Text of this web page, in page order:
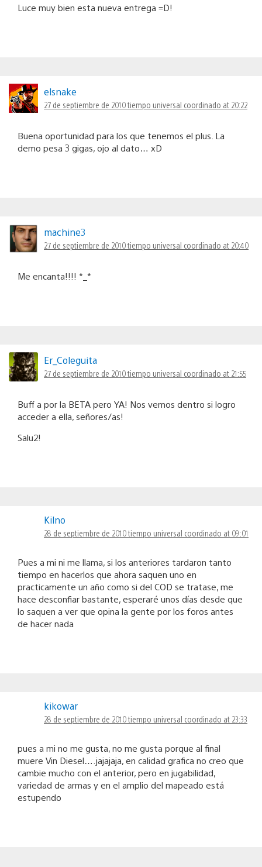
Luce muy bien esta nueva entrega =D!
elsnake
27 de septiembre de 2010 tiempo universal coordinado at 20:22
Buena oportunidad para los que tenemos el plus. La
demo pesa 3 gigas, ojo al dato… xD
machine3
27 de septiembre de 2010 tiempo universal coordinado at 20:40
Me encanta!!!! *_*
Er_Coleguita
27 de septiembre de 2010 tiempo universal coordinado at 21:55
Buff a por la BETA pero YA! Nos vemos dentro si logro
acceder a ella, señores/as!
Salu2!
Kilno
28 de septiembre de 2010 tiempo universal coordinado at 09:01
Pues a mi ni me llama, si los anteriores tardaron tanto
tiempo en hacerlos que ahora saquen uno en
practicamente un año como si del COD se tratase, me
hace desconfiar bastante, esperaré unos días desde que
lo saquen a ver que opina la gente por los foros antes
de hacer nada
kikowar
28 de septiembre de 2010 tiempo universal coordinado at 23:33
pues a mi no me gusta, no me gusta porque al final
muere Vin Diesel….jajajaja, en calidad grafica no creo que
cambie mucho con el anterior, pero en jugabilidad,
variedad de armas y en el amplio del mapeado está
estupendo